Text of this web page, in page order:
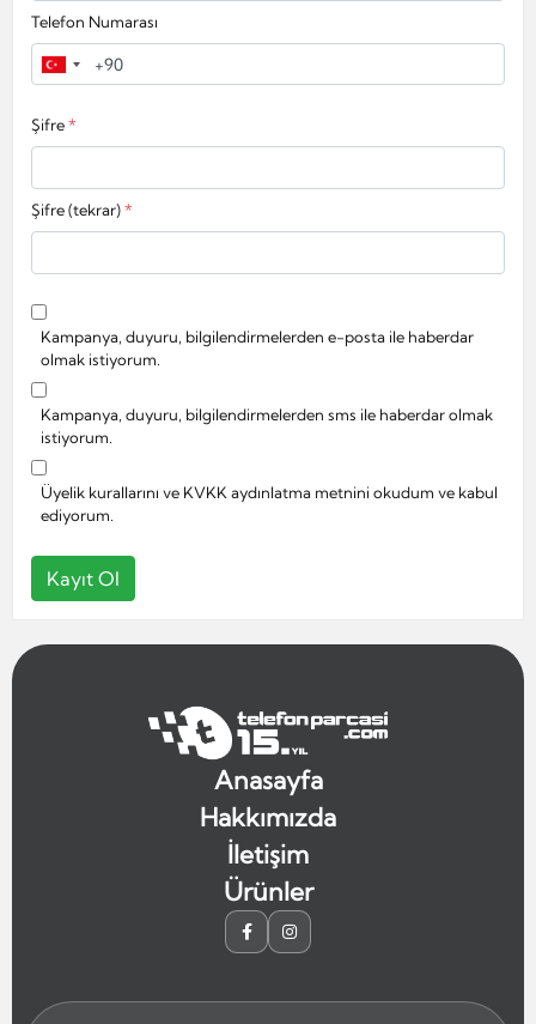
Telefon Numarası
Şifre*
Şifre (tekrar)*
Kampanya, duyuru, bilgilendirmelerden e-posta ile haberdar
olmak istiyorum.
Kampanya, duyuru, bilgilendirmelerden sms ile haberdar olmak
istiyorum.
Üyelik kurallarını ve KVKK aydınlatma metnini okudum ve kabul
ediyorum.
Kayıt Ol
Anasayfa
Hakkımızda
İletişim
Ürünler